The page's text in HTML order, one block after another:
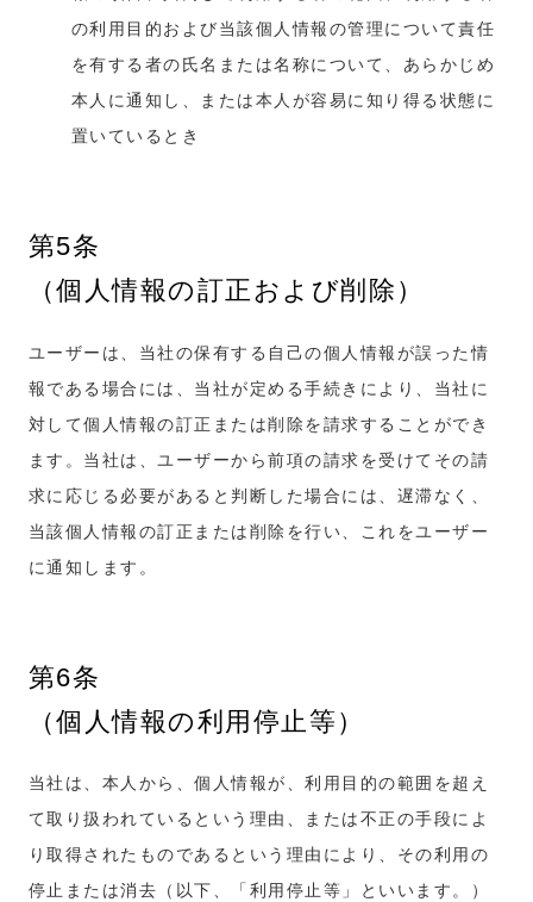
の利用目的および当該個人情報の管理について責任
を有する者の氏名または名称について、あらかじめ
本人に通知し、または本人が容易に知り得る状態に
置いているとき
第5条
（個人情報の訂正および削除）
ユーザーは、当社の保有する自己の個人情報が誤った情
報である場合には、当社が定める手続きにより、当社に
対して個人情報の訂正または削除を請求することができ
ます。当社は、ユーザーから前項の請求を受けてその請
求に応じる必要があると判断した場合には、遅滞なく、
当該個人情報の訂正または削除を行い、これをユーザー
に通知します。
第6条
（個人情報の利用停止等）
当社は、本人から、個人情報が、利用目的の範囲を超え
て取り扱われているという理由、または不正の手段によ
り取得されたものであるという理由により、その利用の
停止または消去（以下、「利用停止等」といいます。）